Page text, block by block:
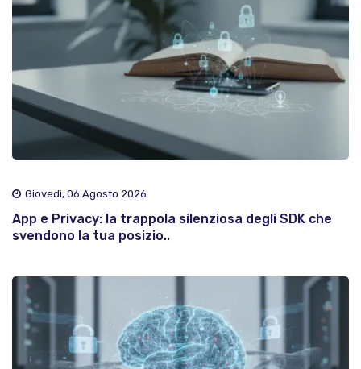
Giovedì, 06 Agosto 2026
App e Privacy: la trappola silenziosa degli SDK che
svendono la tua posizio..